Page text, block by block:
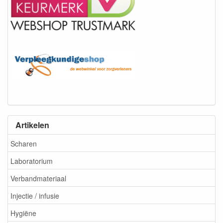
Artikelen
Scharen
Laboratorium
Verbandmateriaal
Injectie / infusie
Hygiëne